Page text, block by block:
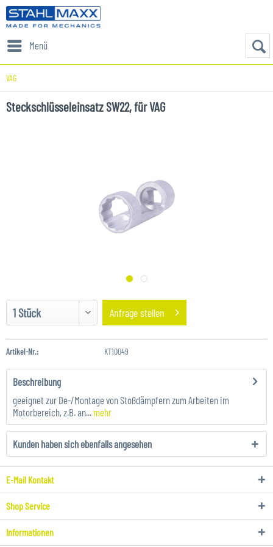
Menü
VAG
Steckschlüsseleinsatz SW22, für VAG
Anfrage stellen
Artikel-Nr.: KT10049
Beschreibung
geeignet zur De-/Montage von Stoßdämpfern zum Arbeiten im
Motorbereich, z.B. an... mehr
Kunden haben sich ebenfalls angesehen
E-Mail Kontakt
Shop Service
Informationen